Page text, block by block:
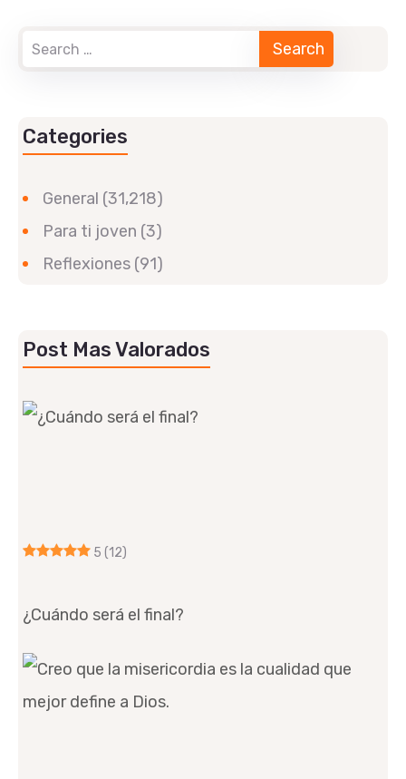
Categories
General (31,218)
Para ti joven (3)
Reflexiones (91)
Post Mas Valorados
5 (12)
¿Cuándo será el final?